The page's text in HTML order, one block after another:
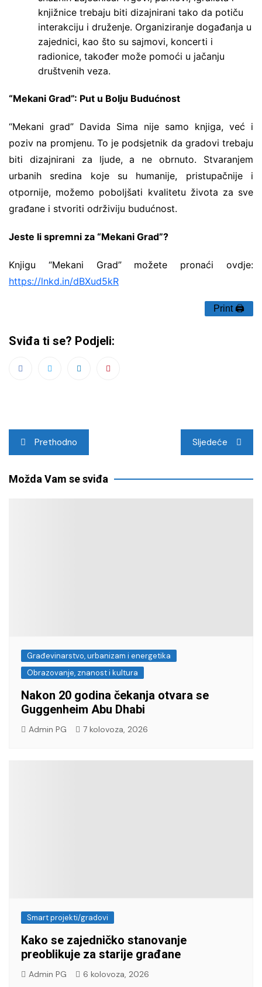
knjižnice trebaju biti dizajnirani tako da potiču
interakciju i druženje. Organiziranje događanja u
zajednici, kao što su sajmovi, koncerti i
radionice, također može pomoći u jačanju
društvenih veza.
“Mekani Grad”: Put u Bolju Budućnost
“Mekani grad” Davida Sima nije samo knjiga, već i
poziv na promjenu. To je podsjetnik da gradovi trebaju
biti dizajnirani za ljude, a ne obrnuto. Stvaranjem
urbanih sredina koje su humanije, pristupačnije i
otpornije, možemo poboljšati kvalitetu života za sve
građane i stvoriti održiviju budućnost.
Jeste li spremni za “Mekani Grad”?
Knjigu “Mekani Grad” možete pronaći ovdje:
https://lnkd.in/dBXud5kR
Print 🖨
Sviđa ti se? Podjeli:
Navigacija
objava
Prethodno Sljedeće
Možda Vam se sviđa
Građevinarstvo, urbanizam i energetika
Obrazovanje, znanost i kultura
Nakon 20 godina čekanja otvara se
Guggenheim Abu Dhabi
Admin PG 7 kolovoza, 2026
Smart projekti/gradovi
Kako se zajedničko stanovanje
preoblikuje za starije građane
Admin PG 6 kolovoza, 2026